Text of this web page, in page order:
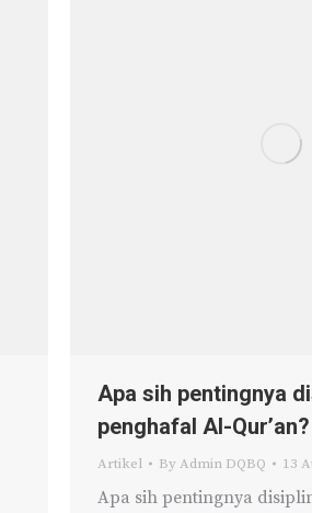
Apa sih pentingnya
penghafal Al-Qur’an?
Artikel By Admin DQBQ 13
Apa sih pentingnya